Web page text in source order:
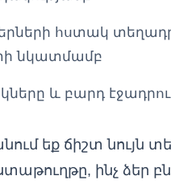
հստակ
նկատմամբ
և բարդ
եք ճիշտ նույն
ինչ ձեր